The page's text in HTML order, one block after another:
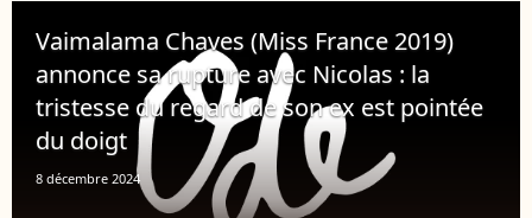
Vaimalama Chaves (Miss France 2019)
annonce sa rupture avec Nicolas : la
tristesse du regard de son ex est pointée
du doigt
8 décembre 2024